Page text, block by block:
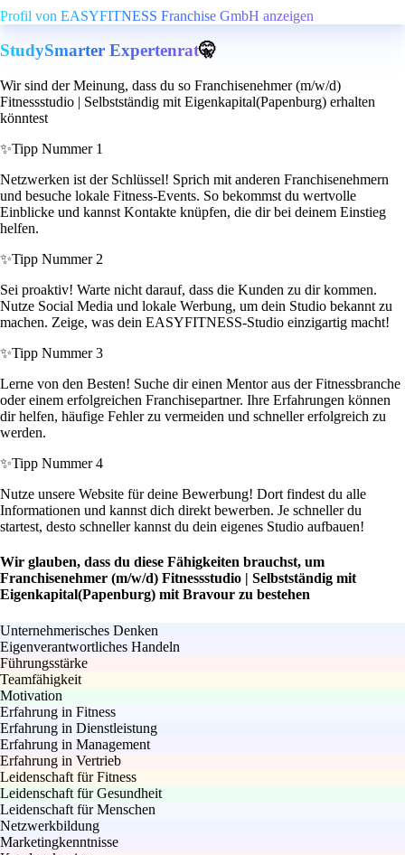
Profil von EASYFITNESS Franchise GmbH anzeigen
StudySmarter Expertenrat🤫
Wir sind der Meinung, dass du so Franchisenehmer (m/w/d)
Fitnessstudio | Selbstständig mit Eigenkapital(Papenburg) erhalten
könntest
✨Tipp Nummer 1
Netzwerken ist der Schlüssel! Sprich mit anderen Franchisenehmern
und besuche lokale Fitness-Events. So bekommst du wertvolle
Einblicke und kannst Kontakte knüpfen, die dir bei deinem Einstieg
helfen.
✨Tipp Nummer 2
Sei proaktiv! Warte nicht darauf, dass die Kunden zu dir kommen.
Nutze Social Media und lokale Werbung, um dein Studio bekannt zu
machen. Zeige, was dein EASYFITNESS-Studio einzigartig macht!
✨Tipp Nummer 3
Lerne von den Besten! Suche dir einen Mentor aus der Fitnessbranche
oder einem erfolgreichen Franchisepartner. Ihre Erfahrungen können
dir helfen, häufige Fehler zu vermeiden und schneller erfolgreich zu
werden.
✨Tipp Nummer 4
Nutze unsere Website für deine Bewerbung! Dort findest du alle
Informationen und kannst dich direkt bewerben. Je schneller du
startest, desto schneller kannst du dein eigenes Studio aufbauen!
Wir glauben, dass du diese Fähigkeiten brauchst, um
Franchisenehmer (m/w/d) Fitnessstudio | Selbstständig mit
Eigenkapital(Papenburg) mit Bravour zu bestehen
Unternehmerisches Denken
Eigenverantwortliches Handeln
Führungsstärke
Teamfähigkeit
Motivation
Erfahrung in Fitness
Erfahrung in Dienstleistung
Erfahrung in Management
Erfahrung in Vertrieb
Leidenschaft für Fitness
Leidenschaft für Gesundheit
Leidenschaft für Menschen
Netzwerkbildung
Marketingkenntnisse